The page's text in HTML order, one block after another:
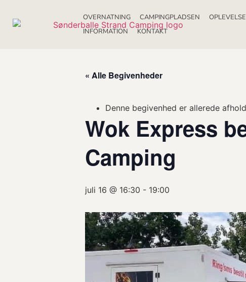
OVERNATNING CAMPINGPLADSEN
INFORMATION
KONTAKT
« Alle Begivenheder
Denne begivenhed er allerede
Wok Express
Camping
juli 16 @ 16:30 - 19:00